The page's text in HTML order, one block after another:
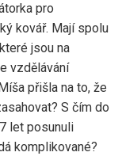
pro
kovář. Mají spolu
jsou na
vzdělávání
přišla na to, že
S čím do
let posunuli
komplikované?